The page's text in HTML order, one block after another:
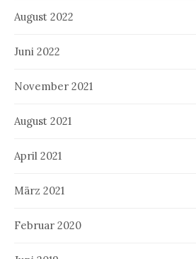
August 2022
Juni 2022
November 2021
August 2021
April 2021
März 2021
Februar 2020